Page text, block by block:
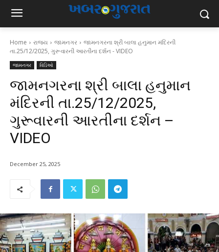
Home રાજ્ય જામનગર
જામનગરના શ્રી બાલા હનુમાન મંદિરની
તા.25/12/2025, ગુરૂવારની આરતીના દર્શન - VIDEO
જામનગર વિડિઓ
જામનગરના શ્રી બાલા હનુમાન
મંદિરની તા.25/12/2025,
ગુરૂવારની આરતીના દર્શન –
VIDEO
December 25, 2025